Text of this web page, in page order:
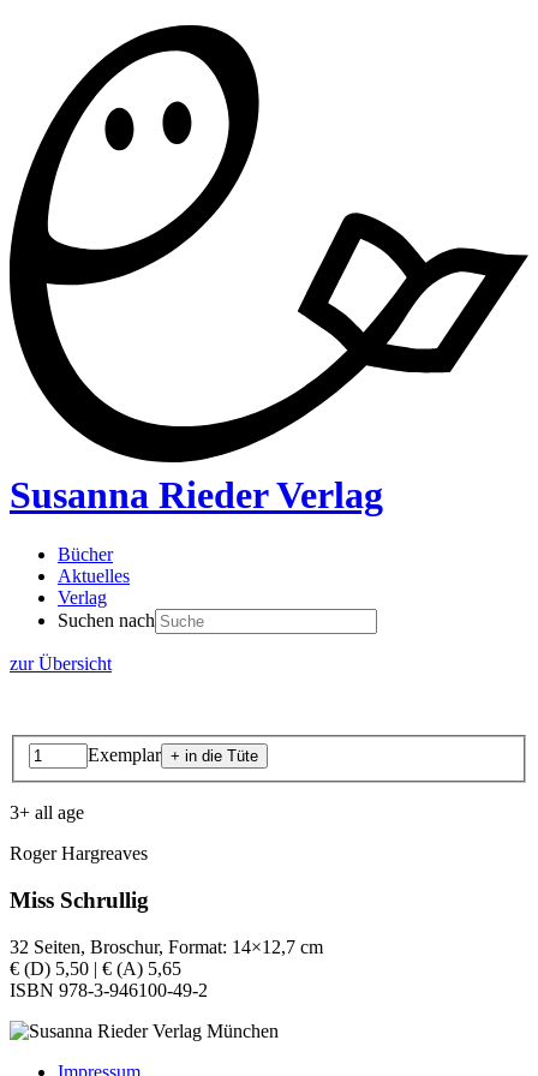
Susanna Rieder Verlag
Bücher
Aktuelles
Verlag
Suchen nach
zur Übersicht
Exemplar
3+ all age
Roger Hargreaves
Miss Schrullig
32 Seiten, Broschur, Format: 14×12,7 cm
€ (D) 5,50 | € (A) 5,65
ISBN 978-3-946100-49-2
Impressum